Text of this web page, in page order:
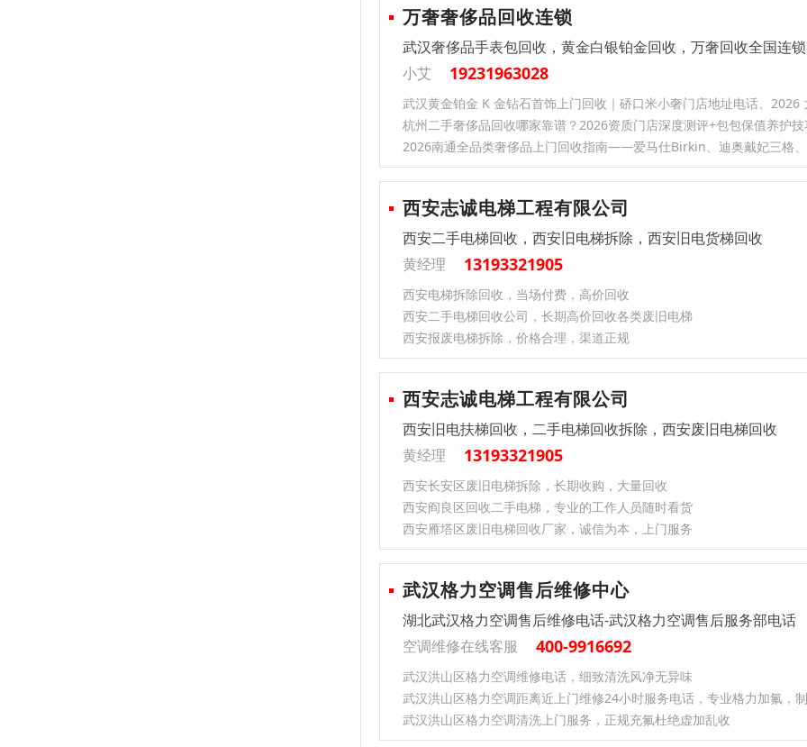
万奢奢侈品回收连锁
武汉奢侈品手表包回收，黄金白银铂金回收，万奢回收全国连
小艾
19231963028
杭州二手奢侈品回收哪家靠谱？2026资质门店深度测评+包包保值养护技
西安志诚电梯工程有限公司
西安二手电梯回收，西安旧电梯拆除，西安旧电货梯回收
黄经理
13193321905
西安电梯拆除回收，当场付费，高价回收
西安二手电梯回收公司，长期高价回收各类废旧电梯
西安报废电梯拆除，价格合理，渠道正规
西安志诚电梯工程有限公司
西安旧电扶梯回收，二手电梯回收拆除，西安废旧电梯回收
黄经理
13193321905
西安长安区废旧电梯拆除，长期收购，大量回收
西安阎良区回收二手电梯，专业的工作人员随时看货
西安雁塔区废旧电梯回收厂家，诚信为本，上门服务
武汉格力空调售后维修中心
湖北武汉格力空调售后维修电话-武汉格力空调售后服务部电话
空调维修在线客服
400-9916692
武汉洪山区格力空调维修电话，细致清洗风净无异味
武汉洪山区格力空调距离近上门维修24小时服务电话，专业格力加氟，
武汉洪山区格力空调清洗上门服务，正规充氟杜绝虚加乱收